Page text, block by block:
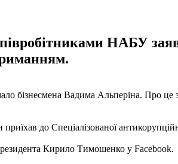
НАБУ
бізнесмена Вадима Альперіна. Про
до Спеціалізованої
Кирило Тимошенко у Facebook.